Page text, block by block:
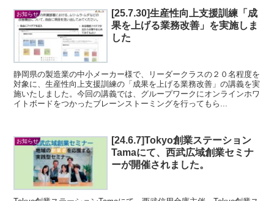
お知らせ
[25.7.30]生産性向上支援訓練「成
果を上げる業務改善」を実施しま
した
静岡県の製造業の中小メーカー様で、リーダークラスの２０名程度を
対象に、生産性向上支援訓練の「成果を上げる業務改善」の講義を実
施いたしました。今回の講義では、グループワークにオンラインホワ
イトボードをつかったブレーンストーミングを行ってもら...
お知らせ
[24.6.7]Tokyo創業ステーション
Tamaにて、西武広域創業セミナ
ーが開催されました。